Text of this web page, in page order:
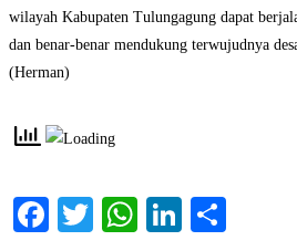
wilayah Kabupaten Tulungagung dapat
dan benar-benar mendukung terwujudnya
(Herman)
Facebook
TwitterWhatsApp
LinkedIn